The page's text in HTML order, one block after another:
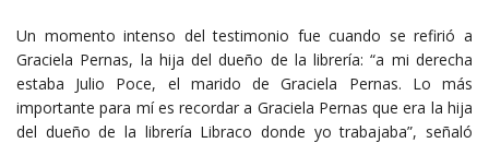
Un momento intenso del testimonio fue cuando se refirió a
Graciela Pernas, la hija del dueño de la librería: “a mi derecha
estaba Julio Poce, el marido de Graciela Pernas. Lo más
importante para mí es recordar a Graciela Pernas que era la hija
del dueño de la librería Libraco donde yo trabajaba”, señaló